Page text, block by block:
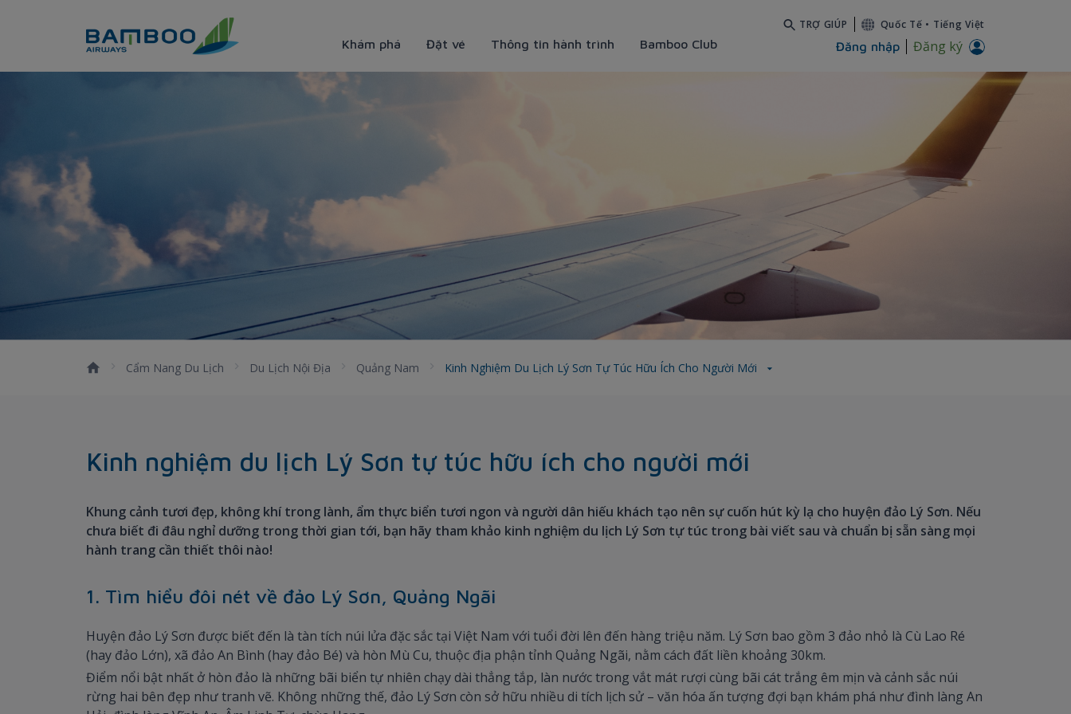
Khám phá Đặt vé Thông tin hành trình Bamboo Club
TRỢ GIÚP Quốc Tế • Tiếng Việt
Đăng nhập Đăng ký
Kinh nghiệm du lịch Lý Sơn tự túc hữu ích cho người mới
Cẩm Nang Du Lịch Du Lịch Nội Địa Quảng Nam Kinh Nghiệm Du Lịch Lý Sơn Tự Túc Hữu Ích Cho Người Mới
Kinh nghiệm du lịch Lý Sơn tự túc hữu ích cho người mới
Khung cảnh tươi đẹp, không khí trong lành, ẩm thực biển tươi ngon và người dân hiếu khách tạo nên sự cuốn hút kỳ lạ cho huyện đảo Lý Sơn. Nếu
chưa biết đi đâu nghỉ dưỡng trong thời gian tới, bạn hãy tham khảo kinh nghiệm du lịch Lý Sơn tự túc trong bài viết sau và chuẩn bị sẵn sàng mọi
hành trang cần thiết thôi nào!
1. Tìm hiểu đôi nét về đảo Lý Sơn, Quảng Ngãi
Huyện đảo Lý Sơn được biết đến là tàn tích núi lửa đặc sắc tại Việt Nam với tuổi đời lên đến hàng triệu năm. Lý Sơn bao gồm 3 đảo nhỏ là Cù Lao Ré
(hay đảo Lớn), xã đảo An Bình (hay đảo Bé) và hòn Mù Cu, thuộc địa phận tỉnh Quảng Ngãi, nằm cách đất liền khoảng 30km.
Điểm nổi bật nhất ở hòn đảo là những bãi biển tự nhiên chạy dài thẳng tắp, làn nước trong vắt mát rượi cùng bãi cát trắng êm mịn và cảnh sắc núi
rừng hai bên đẹp như tranh vẽ. Không những thế, đảo Lý Sơn còn sở hữu nhiều di tích lịch sử – văn hóa ấn tượng đợi bạn khám phá như đình làng An